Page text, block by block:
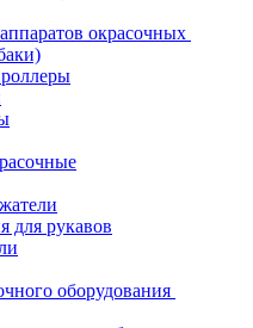
окрасочных
для рукавов
оборудования